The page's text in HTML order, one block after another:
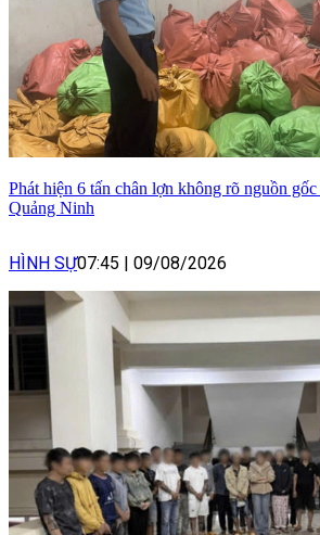
Phát hiện 6 tấn chân lợn không rõ nguồn
Quảng Ninh
HÌNH SỰ07:45 09/08/2026